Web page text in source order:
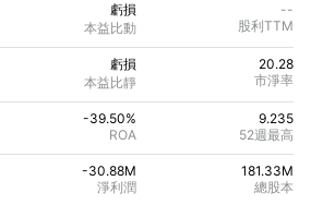
虧損
本益比動
--
股利TTM
虧損
本益比靜
20.28
市淨率
-39.50%
ROA
9.235
52週最高
-30.88M
淨利潤
181.33M
總股本